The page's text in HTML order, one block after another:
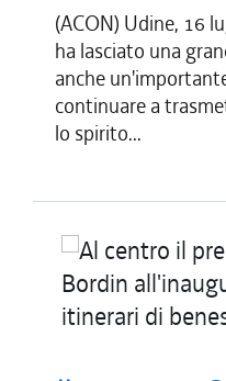
(ACON) Udine, 16
ha lasciato una
anche
continuare a
lo spirito...